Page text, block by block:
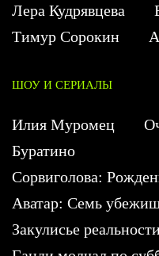
Лера Кудрявцева
Тимур Сорокин
ШОУ И СЕРИАЛЫ
Илия Муромец
Буратино
Сорвиголова:
Аватар: Семь
Закулисье